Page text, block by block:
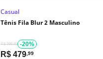
Casual
Tênis Fila Blur 2 Masculino
R$ 599,99 -20%
R$ 479,99